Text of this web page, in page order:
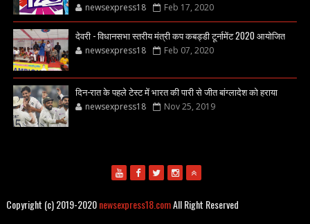
newsexpress18 Feb 17, 2020
देवरी - विधानसभा स्तरीय मंत्री कप कबड्डी टूर्नामेंट 2020 आयोजित
newsexpress18 Feb 07, 2020
दिन-रात के पहले टेस्ट में भारत की पारी से जीत बांग्लादेश को हराया
newsexpress18 Nov 25, 2019
Copyright (c) 2019-2020newsexpress18.comAll Right Reserved